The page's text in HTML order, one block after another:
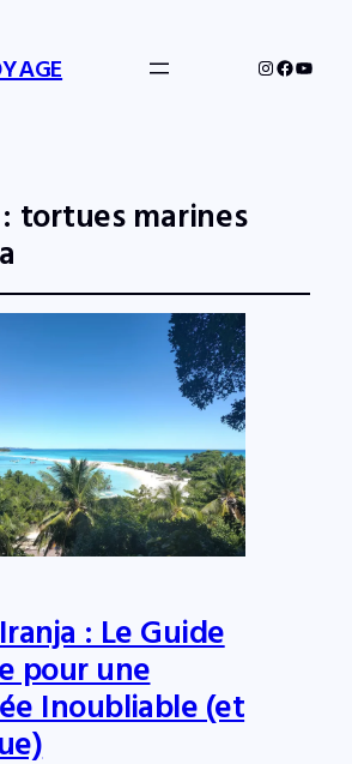
Instagram
tortues marines
: Le Guide
pour une
Inoubliable (et